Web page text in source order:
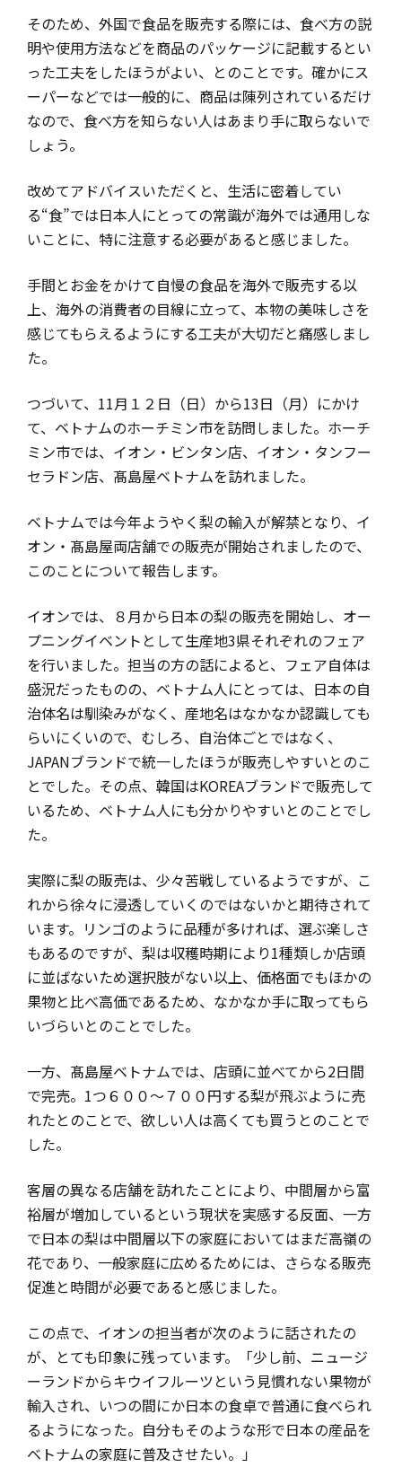
そのため、外国で食品を販売する際には、食べ方の説
明や使用方法などを商品のパッケージに記載するとい
った工夫をしたほうがよい、とのことです。確かにス
ーパーなどでは一般的に、商品は陳列されているだけ
なので、食べ方を知らない人はあまり手に取らないで
しょう。
改めてアドバイスいただくと、生活に密着してい
る“食”では日本人にとっての常識が海外では通用しな
いことに、特に注意する必要があると感じました。
手間とお金をかけて自慢の食品を海外で販売する以
上、海外の消費者の目線に立って、本物の美味しさを
感じてもらえるようにする工夫が大切だと痛感しまし
た。
つづいて、11月１２日（日）から13日（月）にかけ
て、ベトナムのホーチミン市を訪問しました。ホーチ
ミン市では、イオン・ビンタン店、イオン・タンフー
セラドン店、髙島屋ベトナムを訪れました。
ベトナムでは今年ようやく梨の輸入が解禁となり、イ
オン・髙島屋両店舗での販売が開始されましたので、
このことについて報告します。
イオンでは、８月から日本の梨の販売を開始し、オー
プニングイベントとして生産地3県それぞれのフェア
を行いました。担当の方の話によると、フェア自体は
盛況だったものの、ベトナム人にとっては、日本の自
治体名は馴染みがなく、産地名はなかなか認識しても
らいにくいので、むしろ、自治体ごとではなく、
JAPANブランドで統一したほうが販売しやすいとのこ
とでした。その点、韓国はKOREAブランドで販売して
いるため、ベトナム人にも分かりやすいとのことでし
た。
実際に梨の販売は、少々苦戦しているようですが、こ
れから徐々に浸透していくのではないかと期待されて
います。リンゴのように品種が多ければ、選ぶ楽しさ
もあるのですが、梨は収穫時期により1種類しか店頭
に並ばないため選択肢がない以上、価格面でもほかの
果物と比べ高価であるため、なかなか手に取ってもら
いづらいとのことでした。
一方、髙島屋ベトナムでは、店頭に並べてから2日間
で完売。1つ６００～７００円する梨が飛ぶように売
れたとのことで、欲しい人は高くても買うとのことで
した。
客層の異なる店舗を訪れたことにより、中間層から富
裕層が増加しているという現状を実感する反面、一方
で日本の梨は中間層以下の家庭においてはまだ高嶺の
花であり、一般家庭に広めるためには、さらなる販売
促進と時間が必要であると感じました。
この点で、イオンの担当者が次のように話されたの
が、とても印象に残っています。「少し前、ニュージ
ーランドからキウイフルーツという見慣れない果物が
輸入され、いつの間にか日本の食卓で普通に食べられ
るようになった。自分もそのような形で日本の産品を
ベトナムの家庭に普及させたい。」